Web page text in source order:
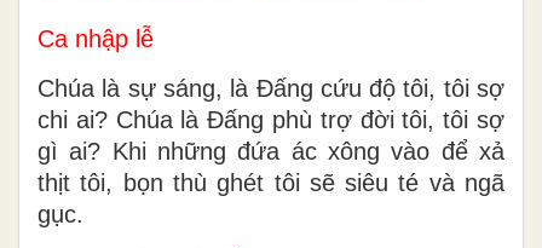
Ca nhập lễ
Chúa là sự sáng, là Đấng cứu độ tôi, tôi sợ
chi ai? Chúa là Đấng phù trợ đời tôi, tôi sợ
gì ai? Khi những đứa ác xông vào để xả
thịt tôi, bọn thù ghét tôi sẽ siêu té và ngã
gục.